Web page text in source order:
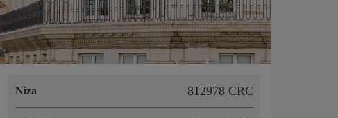
Niza 812978 CRC